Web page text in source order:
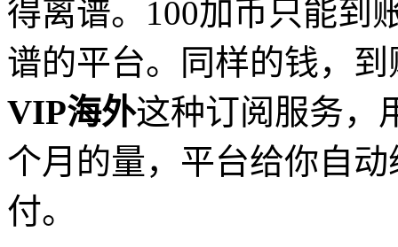
得离谱。100加币只能到
谱的平台。同样的钱，
VIP海外这种订阅服务，
个月的量，平台给你自
付。